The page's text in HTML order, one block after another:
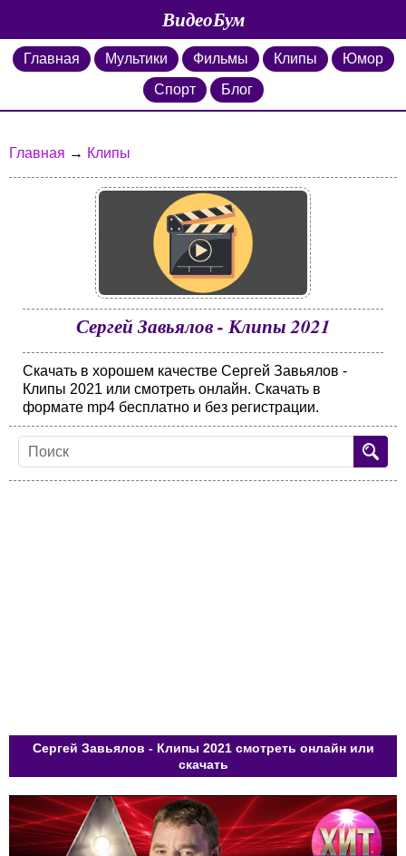
ВидеоБум
Главная Мультики Фильмы Клипы
Юмор
Спорт
Блог
Главная → Клипы
Сергей Завьялов - Клипы 2021
Скачать в хорошем качестве Сергей Завьялов -
Клипы 2021 или смотреть онлайн. Скачать в
формате mp4 бесплатно и без регистрации.
Сергей Завьялов - Клипы 2021 смотреть онлайн или
скачать